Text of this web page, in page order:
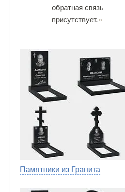
обратная связь
присутствует.
Памятники из Гранита